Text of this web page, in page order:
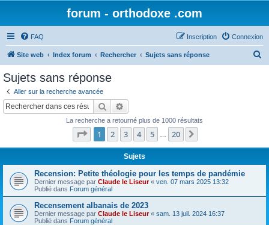
forum - orthodoxe .com
FAQ Connexion
Inscription
Site web Index forum Rechercher Sujets sans réponse
Sujets sans réponse
Aller sur la recherche avancée
Rechercher
La recherche a retourné plus de 1000 résultats
Page 1sur20
1 2 3 4 5 20
Sujets
Recension: Petite théologie pour les temps de pandémie
Dernier message par Claude le Liseur« ven. 07 mars 2025 13:32
Publié dans Forum général
Recensement albanais de 2023
Dernier message par Claude le Liseur« sam. 13 juil. 2024 16:37
Publié dans Forum général